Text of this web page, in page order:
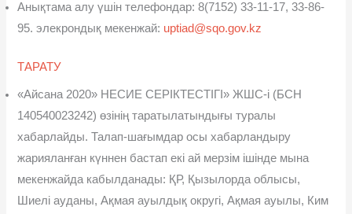
Анықтама алу үшін телефондар: 8(7152) 33-11-17, 33-86-
95. элекрондық мекенжай: uptiad@sqo.gov.kz
ТАРАТУ
«Айсана 2020» НЕСИЕ СЕРІКТЕСТІГІ» ЖШС-і (БСН
140540023242) өзінің таратылатындығы туралы
хабарлайды. Талап-шағымдар осы хабарландыру
жарияланған күннен бастап екі ай мерзім ішінде мына
мекенжайда кабылданады: ҚР, Қызылорда облысы,
Шиелі ауданы, Ақмая ауылдық округі, Ақмая ауылы, Ким